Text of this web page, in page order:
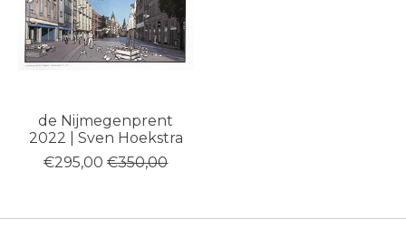
de Nijmegenprent
2022 | Sven Hoekstra
€295,00 €350,00